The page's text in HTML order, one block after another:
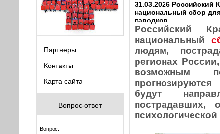
Партнеры
Контакты
Карта сайта
Вопрос-ответ
Вопрос:
31.03.2026 Российский
национальный сбор
паводков
Российский
национальный
людям,
регионах
возможным
будут
пострадавших,